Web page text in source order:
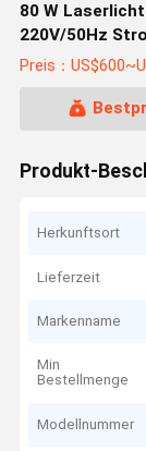
80 W
220V/50Hz
Preis：
Produkt-
Herkunftsort
Lieferzeit
Markenname
Min
Bestellmenge
Modellnummer